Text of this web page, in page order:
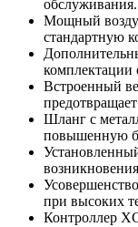
обслуживания.
Мощный
стандартную
комплектации
Встроенный
Шланг с
повышенную
при высоких
Контроллер